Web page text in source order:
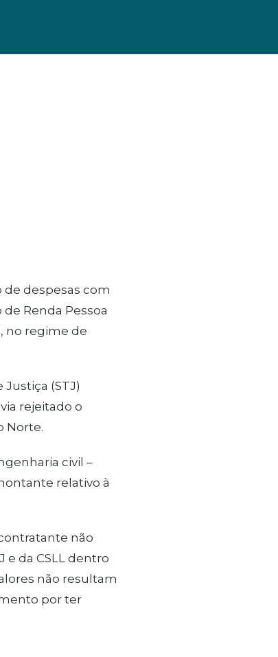
despesas com
Renda Pessoa
no regime de
(STJ)
rejeitado o
Norte.
civil –
relativo à
não
e da CSLL dentro
não resultam
por ter